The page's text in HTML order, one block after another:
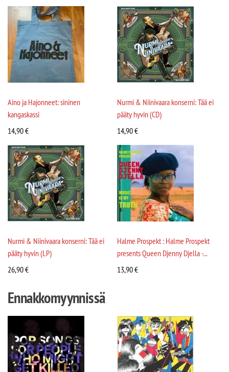
Aino ja Hajonneet: sininen
kangaskassi
14,90€
Nurmi & Niinivaara konserni: Tää ei
pääty hyvin (CD)
14,90€
Nurmi & Niinivaara konserni: Tää ei
pääty hyvin (LP)
26,90€
Halme Prospekt : Halme Prospekt
presents Queen Djenny Djella -...
13,90€
Ennakkomyynnissä